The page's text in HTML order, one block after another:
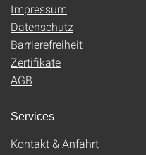
Impressum
Datenschutz
Barrierefreiheit
Zertifikate
AGB
Services
Kontakt & Anfahrt